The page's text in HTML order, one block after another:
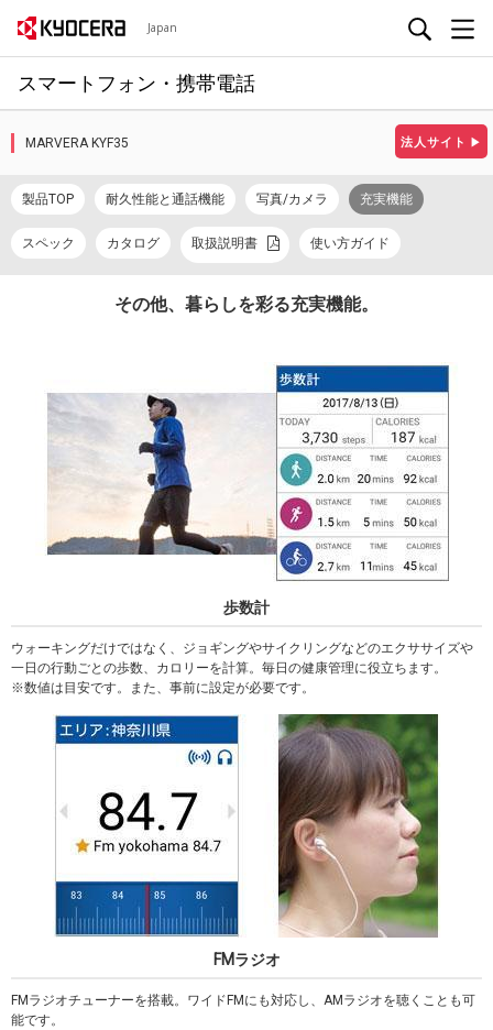
Japan
スマートフォン・携帯電話
法人サイト ▶
MARVERA KYF35
製品TOP 耐久性能と通話機能 写真/カメラ 充実機能
スペック カタログ 取扱説明書 使い方ガイド
その他、暮らしを彩る充実機能。
歩数計
ウォーキングだけではなく、ジョギングやサイクリングなどのエクササイズや
一日の行動ごとの歩数、カロリーを計算。毎日の健康管理に役立ちます。
数値は目安です。また、事前に設定が必要です。
FMラジオ
FMラジオチューナーを搭載。ワイドFMにも対応し、AMラジオを聴くことも可
能です。